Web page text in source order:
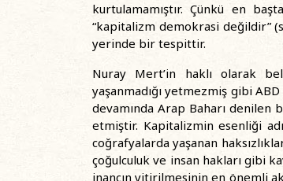
kurtulamamıştır. Çünkü en
“kapitalizm demokrasi değildir”
yerinde bir tespittir.
Nuray Mert’in haklı olarak
yaşanmadığı yetmezmiş gibi
devamında Arap Baharı denilen
etmiştir. Kapitalizmin esenliği
coğrafyalarda yaşanan
çoğulculuk ve insan hakları gibi
inancın yitirilmesinin en önemli